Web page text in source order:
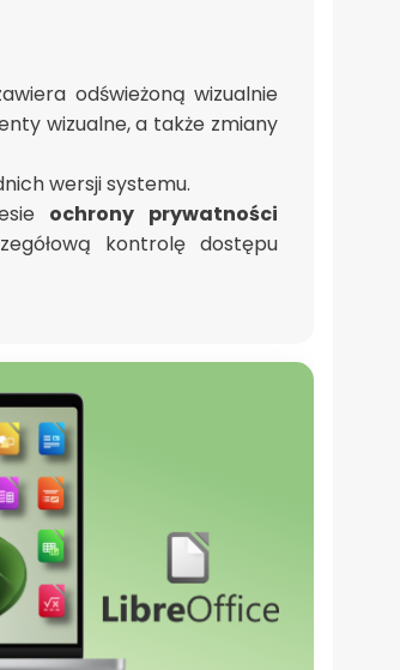
odświeżoną wizualnie
wizualne, a także zmiany
wersji systemu.
ochrony prywatności
kontrolę dostępu